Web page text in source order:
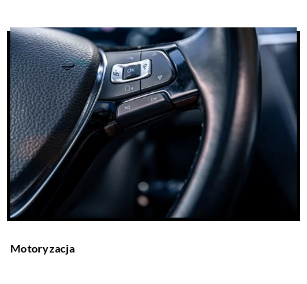
Motoryzacja